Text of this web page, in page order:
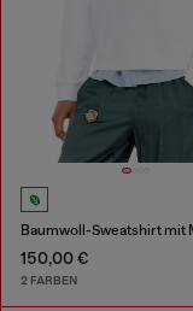
150,00 €
2 FARBEN